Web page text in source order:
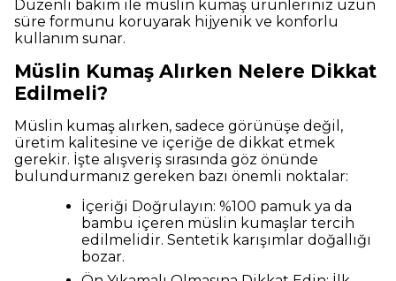
Düzenli bakım ile müslin kumaş ürünleriniz uzun
süre formunu koruyarak hijyenik ve konforlu
kullanım sunar.
Müslin Kumaş Alırken Nelere Dikkat
Edilmeli?
Müslin kumaş alırken, sadece görünüşe değil,
üretim kalitesine ve içeriğe de dikkat etmek
gerekir. İşte alışveriş sırasında göz önünde
bulundurmanız gereken bazı önemli noktalar:
İçeriği Doğrulayın: %100 pamuk ya da
bambu içeren müslin kumaşlar tercih
edilmelidir. Sentetik karışımlar doğallığı
bozar.